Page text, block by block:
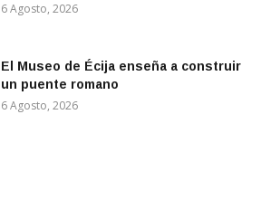
6 Agosto, 2026
El Museo de Écija enseña a construir
un puente romano
6 Agosto, 2026